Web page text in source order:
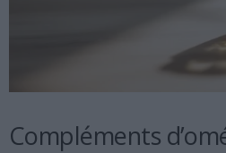
Compléments